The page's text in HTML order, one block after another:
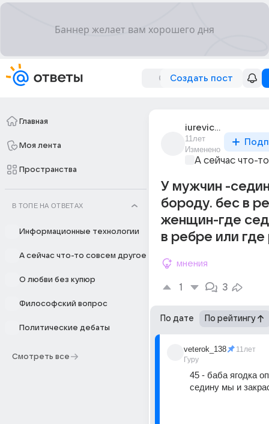
Создать пост
Главная
Моя лента
Пространства
В ТОПЕ НА ОТВЕТАХ
Информационные технологии
А сейчас что-то совсем другое
О любви без купюр
Философский вопрос
Политические дебаты
Смотреть все
iurevich_359
11лет
Изменено
А сейчас что-
У мужчин -
бороду. бес в
женщин-где
в ребре или где
мнения
1 3
По дате По рейтингу
veterok_138
Гуру
11лет
45 - баба ягодка
седину мы и